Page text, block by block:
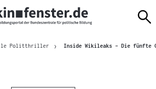
Politthriller Inside Wikileaks – Die fünfte